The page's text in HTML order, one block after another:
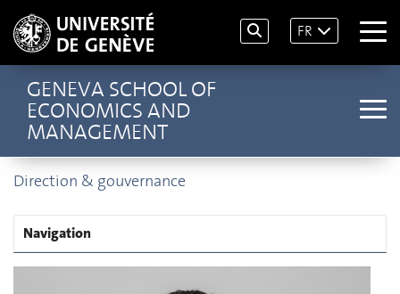
FR
GENEVA SCHOOL OF
ECONOMICS AND
MANAGEMENT
Direction & gouvernance
Navigation